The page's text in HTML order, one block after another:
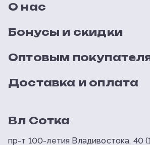
О нас
Бонусы и скидки
Оптовым
Доставка и оплата
Вл Сотка
пр-т 100-летия Владивостока, 40